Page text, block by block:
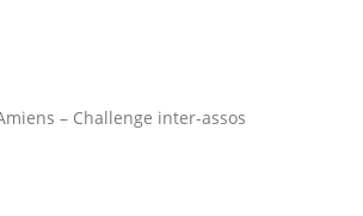
– Challenge inter-assos